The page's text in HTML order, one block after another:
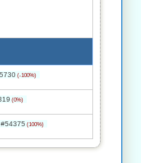
(-100%)
(0%)
#54375 (100%)